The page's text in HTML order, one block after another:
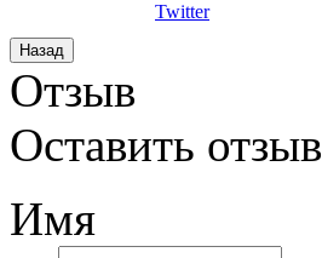
Twitter
Отзыв
Оставить отзыв
Имя